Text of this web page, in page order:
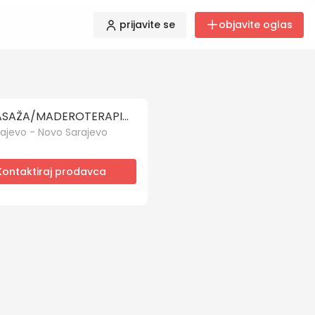
prijavite se objavite oglas
MASAŽA/MADEROTERAPIJA/PRODAJA
- Novo Sarajevo
prodavca